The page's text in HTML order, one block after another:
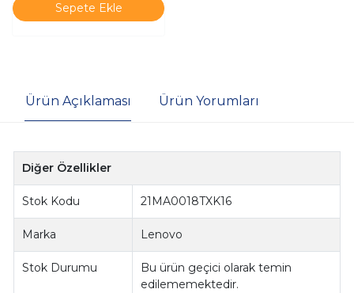
Sepete Ekle
Ürün Açıklaması Ürün Yorumları
Diğer Özellikler
Stok Kodu 21MA0018TXK16
Marka Lenovo
Stok Durumu
Bu ürün geçici olarak temin
edilememektedir.